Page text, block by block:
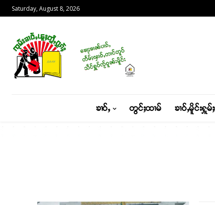
Saturday, August 8, 2026
ၶၢဝ်ႇ တွင်ႈထၢမ် ၶၢဝ်ႇမိူင်းႁူ